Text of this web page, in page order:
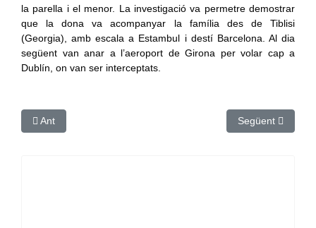
la parella i el menor. La investigació va permetre demostrar
que la dona va acompanyar la família des de Tiblisi
(Georgia), amb escala a Estambul i destí Barcelona. Al dia
següent van anar a l’aeroport de Girona per volar cap a
Dublín, on van ser interceptats.
Article anterior: Els Mossos de Girona detenen un home i
Ant Article següent:
Següent